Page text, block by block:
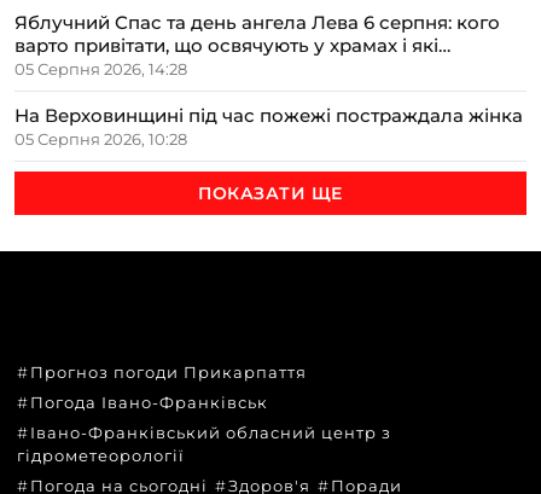
Яблучний Спас та день ангела Лева 6 серпня: кого
варто привітати, що освячують у храмах і які
прикмети передбачають осінь
05 Серпня 2026, 14:28
На Верховинщині під час пожежі постраждала жінка
05 Серпня 2026, 10:28
ПОКАЗАТИ ЩЕ
Прогноз погоди Прикарпаття
Погода Івано-Франківськ
Івано-Франківський обласний центр з
гідрометеорології
Погода на сьогодні
Здоров'я
Поради